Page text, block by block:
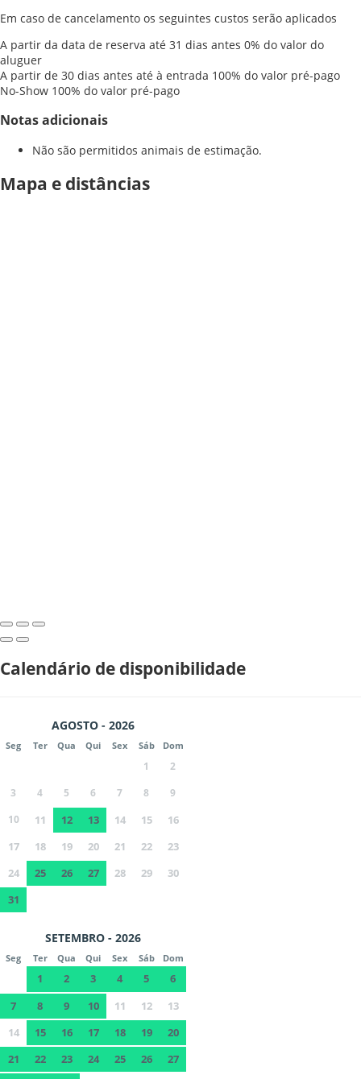
Em caso de cancelamento os seguintes custos serão aplicados
A partir da data de reserva até 31 dias antes 0% do valor do
aluguer
A partir de 30 dias antes até à entrada 100% do valor pré-pago
No-Show 100% do valor pré-pago
Notas adicionais
Não são permitidos animais de estimação.
Mapa e distâncias
Calendário de disponibilidade
AGOSTO - 2026
Seg Ter Qua Qui Sex Sáb Dom
1
2
3
4 5 6 7 8
9
10
11 12 13 14 15
16
17
18 19 20 21 22
23
24
25 26 27 28 29
30
31
SETEMBRO - 2026
Seg Ter Qua Qui Sex Sáb Dom
1 2 3 4 5
6
7
8 9 10 11 12
13
14
15 16 17 18 19
20
21
22 23 24 25 26
27